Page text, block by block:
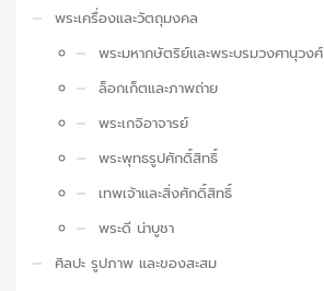
พระเครื่องและวัตถุมงคล
พระมหากษัตริย์และพระบรมวงศานุวงศ์
ล็อกเก็ตและภาพถ่าย
พระเกจิอาจารย์
พระพุทธรูปศักดิ์สิทธิ์
เทพเจ้าและสิ่งศักดิ์สิทธิ์
พระดี น่าบูชา
ศิลปะ รูปภาพ และของสะสม